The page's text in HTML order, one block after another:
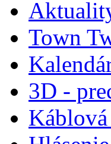
Town
3D -